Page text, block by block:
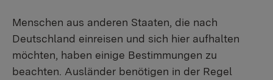
Menschen aus anderen Staaten, die nach
Deutschland einreisen und sich hier aufhalten
möchten, haben einige Bestimmungen zu
beachten. Ausländer benötigen in der Regel